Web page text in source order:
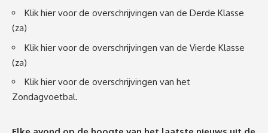
Klik hier voor de overschrijvingen van de Derde Klasse
(za)
Klik hier voor de overschrijvingen van de Vierde Klasse
(za)
Klik hier voor de overschrijvingen van het
Zondagvoetbal.